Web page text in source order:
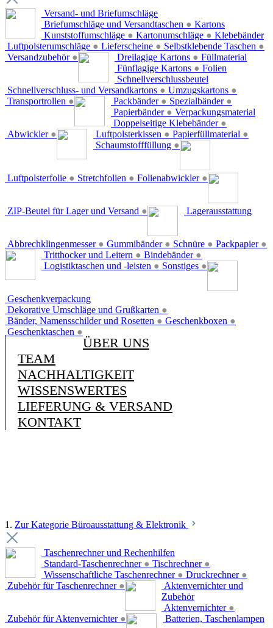
Versand- und Briefumschläge
Briefumschläge und Versandtaschen ●
Kunststoffumschläge ● Kartonumschläge ●
Luftpolsterumschläge ● Lieferscheine ● Selbstklebende Taschen ●
Versandzubehör ●
Kartons
Dreilagige Kartons ●
Fünflagige Kartons ●
Schnellverschluss- und Versandkartons ● Umzugskartons ●
Transportrollen ●
Klebebänder
Packbänder ● Spezialbänder ●
Papierbänder ●
Doppelseitige Klebebänder ●
Abwickler ●
Füllmaterial
Luftpolsterkissen ● Papierfüllmaterial ●
Schaumstofffüllung ●
Folien
Luftpolsterfolie ● Stretchfolien ● Folienabwickler ●
Schnellverschlussbeutel
ZIP-Beutel für Lager und Versand ●
Verpackungsmaterial
Abbrechklingenmesser ● Gummibänder ● Schnüre ● Packpapier ●
Lagerausstattung
Tritthocker und Leitern ● Bindebänder ●
Logistiktaschen und -leisten ● Sonstiges ●
Geschenkverpackung
Dekorative Umschläge und Grußkarten ●
Bänder, Namensschilder und Rosetten ● Geschenkboxen ●
Geschenktaschen ●
ÜBER UNS
TEAM
NACHHALTIGKEIT
WISSENSWERTES
LIEFERUNG & VERSAND
KONTAKT
1. Zur Kategorie Büroausstattung & Elektronik
Taschenrechner und Rechenhilfen
Standard-Taschenrechner ● Tischrechner ●
Wissenschaftliche Taschenrechner ● Druckrechner ●
Zubehör für Taschenrechner ●
Aktenvernichter und
Zubehör
Aktenvernichter ●
Zubehör für Aktenvernichter ● Batterien, Taschenlampen